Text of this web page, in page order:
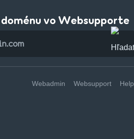
vo Websupporte
Webadmin Websupport Help